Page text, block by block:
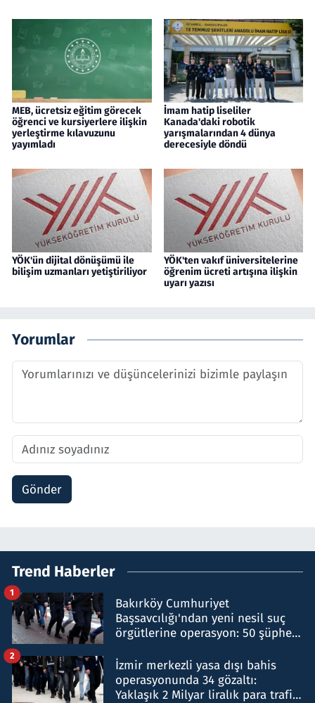
MEB, ücretsiz eğitim görecek
öğrenci ve kursiyerlere ilişkin
yerleştirme kılavuzunu
yayımladı
İmam hatip liseliler
Kanada'daki robotik
yarışmalarından 4 dünya
derecesiyle döndü
YÖK'ün dijital dönüşümü ile
bilişim uzmanları yetiştiriliyor
YÖK'ten vakıf üniversitelerine
öğrenim ücreti artışına ilişkin
uyarı yazısı
Yorumlar
Gönder
Trend Haberler
Bakırköy Cumhuriyet
Başsavcılığı'ndan yeni nesil suç
örgütlerine operasyon: 50 şüpheli
1
İzmir merkezli yasa dışı bahis
operasyonunda 34 gözaltı:
Yaklaşık 2 Milyar liralık para trafiği
2